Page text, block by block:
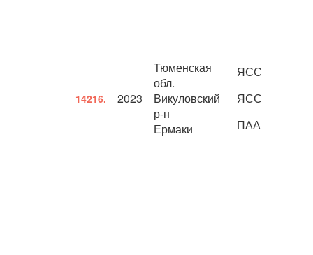
14216. 2023
Тюменская
обл.
Викуловский
р-н
Ермаки
ЯСС
ЯСС
ПАА